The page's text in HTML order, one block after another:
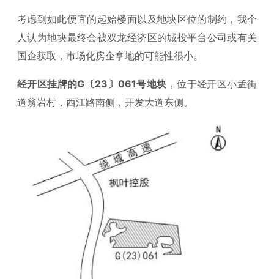
考虑到如此便宜的起始楼面以及地块区位的制约，我个
人认为地块最终会被双龙经济区的城投平台公司或有关
国企获取，市场化房企拿地的可能性很小。
经开区挂牌的G〔23〕061号地块 ，位于经开区小孟街
道翁岩村，西江路南侧，开发大道东侧。